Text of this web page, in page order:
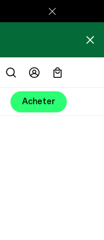
Acheter